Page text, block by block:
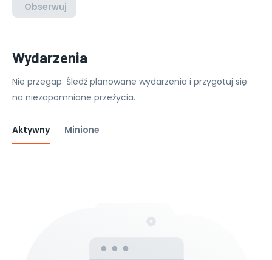
Obserwuj
Wydarzenia
Nie przegap: Śledź planowane wydarzenia i przygotuj się
na niezapomniane przeżycia.
Aktywny Minione